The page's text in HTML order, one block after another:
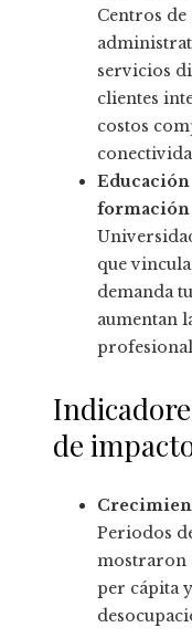
Centros
servicios
clientes
costos
formación
que
demanda
aumentan
de
Periodos
mostraron
per cápita